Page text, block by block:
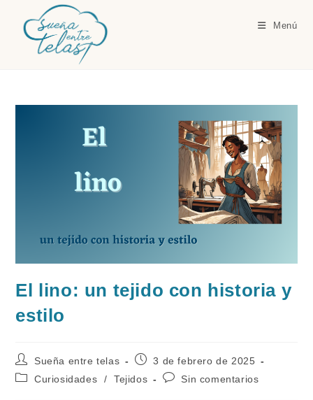
contenido
Menú
El lino: un tejido con historia y
estilo
Autor
de
la
Sueña entre telas
Publicación
la
3 de febrero de 2025
Categoría
Curiosidades / Tejidos
Comentarios
Sin comentarios